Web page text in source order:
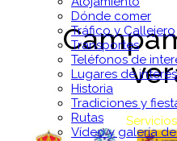
Dónde comer
Tráfico y Callejero
Transportes
Teléfonos de
Lugares de interés
Historia
Tradiciones y
Rutas
Vídeo y galería